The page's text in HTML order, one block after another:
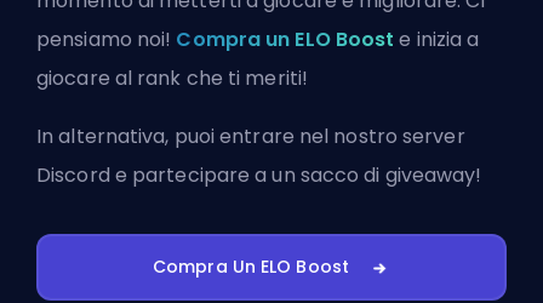
pensiamo noi! Compra un ELO Boost e inizia a
giocare al rank che ti meriti!
In alternativa, puoientrare nel nostro server
Discord e partecipare a un sacco di giveaway!
Compra Un ELO Boost